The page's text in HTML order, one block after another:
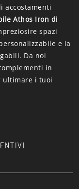
accostamenti
Athos Iron di
spazi
e la
Da noi
in
ultimare i tuoi